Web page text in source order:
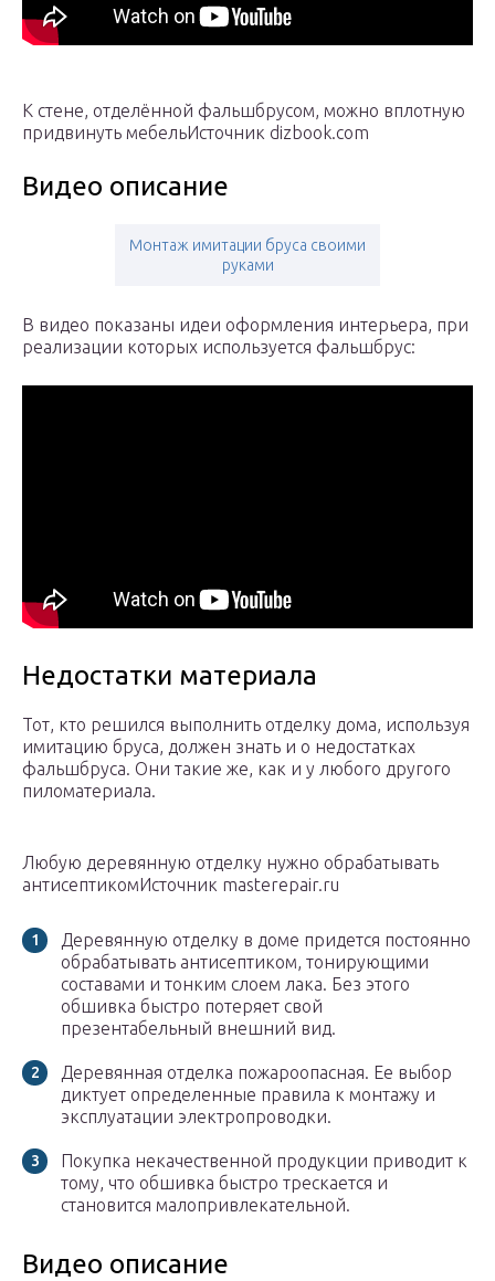
К стене, отделённой фальшбрусом, можно вплотную
придвинуть мебельИсточник dizbook.com
Видео описание
Монтаж имитации бруса своими
руками
В видео показаны идеи оформления интерьера, при
реализации которых используется фальшбрус:
Недостатки материала
Тот, кто решился выполнить отделку дома, используя
имитацию бруса, должен знать и о недостатках
фальшбруса. Они такие же, как и у любого другого
пиломатериала.
Любую деревянную отделку нужно обрабатывать
антисептикомИсточник masterepair.ru
Деревянную отделку в доме придется постоянно
обрабатывать антисептиком, тонирующими
составами и тонким слоем лака. Без этого
обшивка быстро потеряет свой
презентабельный внешний вид.
Деревянная отделка пожароопасная. Ее выбор
диктует определенные правила к монтажу и
эксплуатации электропроводки.
Покупка некачественной продукции приводит к
тому, что обшивка быстро трескается и
становится малопривлекательной.
Видео описание